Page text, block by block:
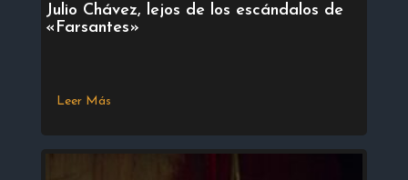
Julio Chávez, lejos de los escándalos de
«Farsantes»
Leer Más